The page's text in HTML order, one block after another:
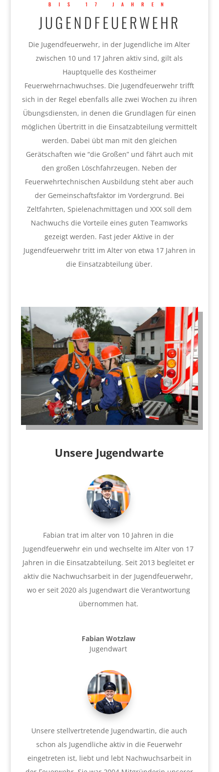
BIS 17 JAHREN
JUGENDFEUERWEHR
Die Jugendfeuerwehr, in der Jugendliche im Alter
zwischen 10 und 17 Jahren aktiv sind, gilt als
Hauptquelle des Kostheimer
Feuerwehrnachwuchses. Die Jugendfeuerwehr trifft
sich in der Regel ebenfalls alle zwei Wochen zu ihren
Übungsdiensten, in denen die Grundlagen für einen
möglichen Übertritt in die Einsatzabteilung vermittelt
werden. Dabei übt man mit den gleichen
Gerätschaften wie “die Großen” und fährt auch mit
den großen Löschfahrzeugen. Neben der
Feuerwehrtechnischen Ausbildung steht aber auch
der Gemeinschaftsfaktor im Vordergrund. Bei
Zeltfahrten, Spielenachmittagen und XXX soll dem
Nachwuchs die Vorteile eines guten Teamworks
gezeigt werden. Fast jeder Aktive in der
Jugendfeuerwehr tritt im Alter von etwa 17 Jahren in
die Einsatzabteilung über.
Unsere Jugendwarte
Fabian trat im alter von 10 Jahren in die
Jugendfeuerwehr ein und wechselte im Alter von 17
Jahren in die Einsatzabteilung. Seit 2013 begleitet er
aktiv die Nachwuchsarbeit in der Jugendfeuerwehr,
wo er seit 2020 als Jugendwart die Verantwortung
übernommen hat.
Fabian Wotzlaw
Jugendwart
Unsere stellvertretende Jugendwartin, die auch
schon als Jugendliche aktiv in die Feuerwehr
eingetreten ist, liebt und lebt Nachwuchsarbeit in